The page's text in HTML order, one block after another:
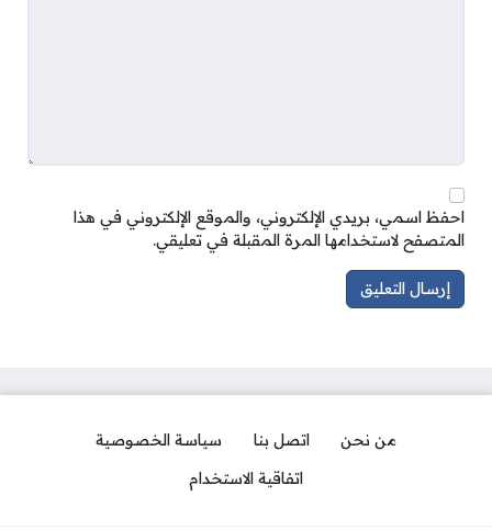
احفظ اسمي، بريدي الإلكتروني، والموقع الإلكتروني في هذا
المتصفح لاستخدامها المرة المقبلة في تعليقي.
من نحن اتصل بنا
سياسة الخصوصية
اتفاقية الاستخدام